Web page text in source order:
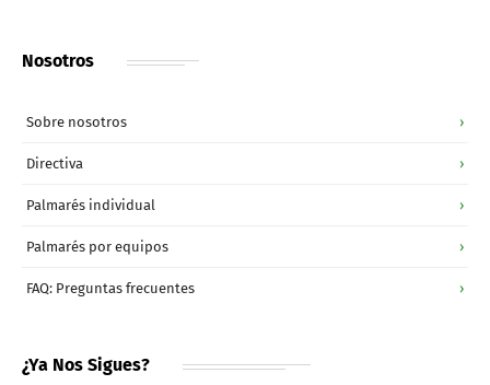
Nosotros
Sobre nosotros ›
Directiva ›
Palmarés individual ›
Palmarés por equipos ›
FAQ: Preguntas frecuentes ›
¿Ya Nos Sigues?